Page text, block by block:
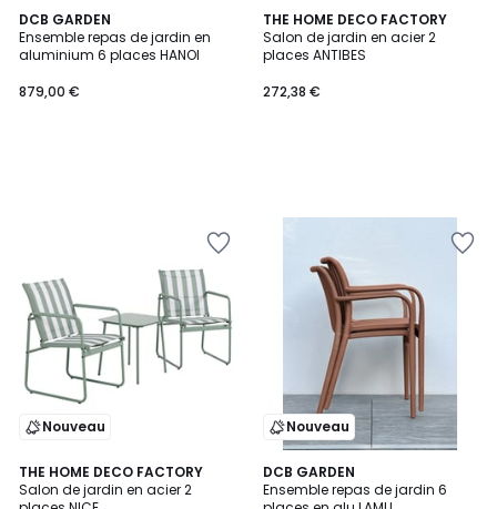
DCB GARDEN
Ensemble repas de jardin en
aluminium 6 places HANOI
€.
879,00 €
THE HOME DECO FACTORY
Salon de jardin en acier 2
places ANTIBES
272,38 €
Nouveau
THE HOME DECO FACTORY
Salon de jardin en acier 2
Nouveau
DCB GARDEN
Ensemble repas de jardin 6